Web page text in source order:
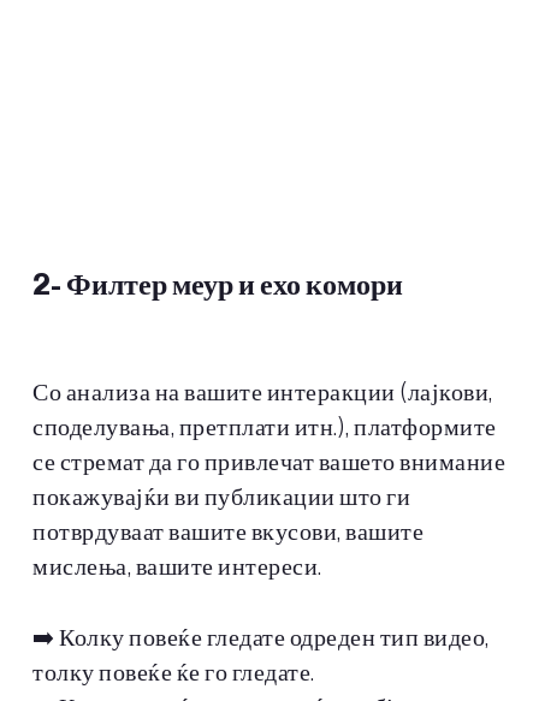
2- Филтер меур и ехо комори
Со анализа на вашите интеракции (лајкови,
споделувања, претплати итн.), платформите
се стремат да го привлечат вашето внимание
покажувајќи ви публикации што ги
потврдуваат вашите вкусови, вашите
мислења, вашите интереси.
➡️ Колку повеќе гледате одреден тип видео,
толку повеќе ќе го гледате.